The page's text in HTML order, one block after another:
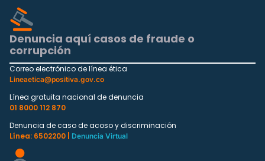
Denuncia aquí casos de fraude o
corrupción
Correo electrónico de línea ética
Lineaetica@positiva.gov.co
Línea gratuita nacional de denuncia
01 8000 112 870
Denuncia de caso de acoso y discriminación
Línea: 6502200 |
Denuncia Virtual